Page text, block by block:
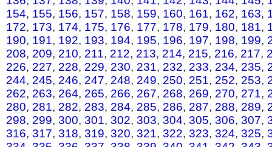
154, 155, 156, 157, 158, 159, 160, 161, 162, 163,
172, 173, 174, 175, 176, 177, 178, 179, 180, 181,
190, 191, 192, 193, 194, 195, 196, 197, 198, 199,
208, 209, 210, 211, 212, 213, 214, 215, 216, 217,
226, 227, 228, 229, 230, 231, 232, 233, 234, 235,
244, 245, 246, 247, 248, 249, 250, 251, 252, 253,
262, 263, 264, 265, 266, 267, 268, 269, 270, 271,
280, 281, 282, 283, 284, 285, 286, 287, 288, 289,
298, 299, 300, 301, 302, 303, 304, 305, 306, 307,
316, 317, 318, 319, 320, 321, 322, 323, 324, 325,